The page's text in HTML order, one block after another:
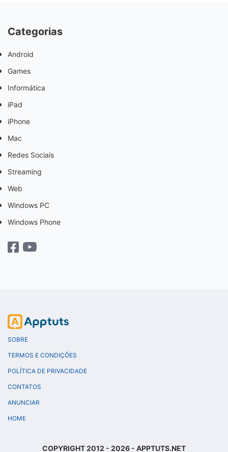
Categorias
Android
Games
Informática
iPad
iPhone
Mac
Redes Sociais
Streaming
Web
Windows PC
Windows Phone
SOBRE
TERMOS E CONDIÇÕES
POLÍTICA DE PRIVACIDADE
CONTATOS
ANUNCIAR
HOME
COPYRIGHT 2012 - 2026 - APPTUTS.NET